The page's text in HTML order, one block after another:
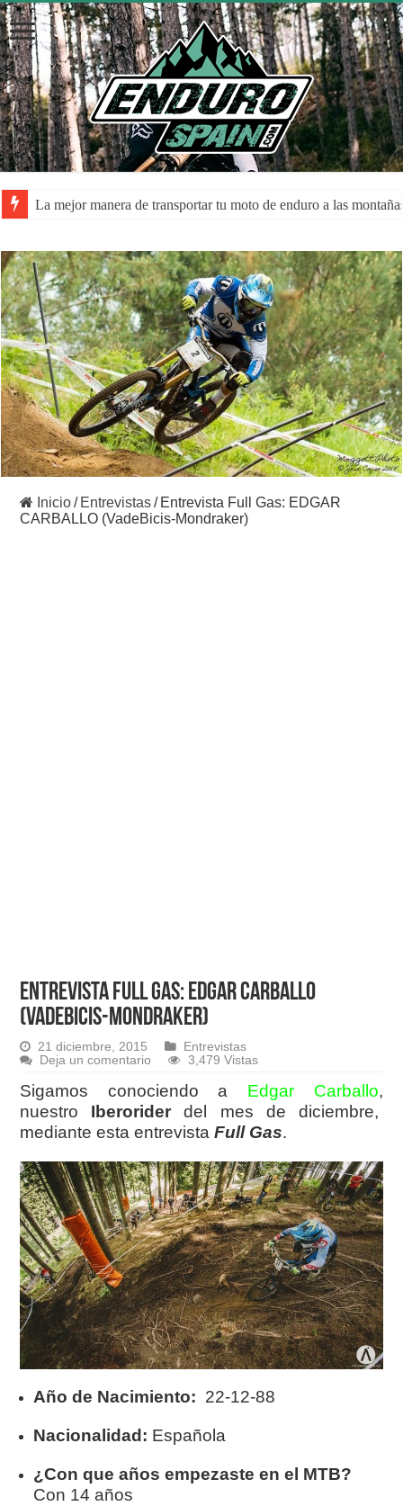
La mejor manera de transportar tu moto de enduro a las
Inicio/ Entrevistas/ Entrevista Full Gas: EDGAR
CARBALLO (VadeBicis-Mondraker)
Entrevista Full Gas: EDGAR CARBALLO
(VadeBicis-Mondraker)
21 diciembre, 2015
Entrevistas
Deja un comentario
3,479 Vistas
Sigamos conociendo a Edgar Carballo,
nuestro Iberorider del mes de diciembre,
mediante esta entrevistaFull Gas.
Año de Nacimiento: 22-12-88
Nacionalidad: Española
¿Con que años empezaste en el MTB?
Con 14 años